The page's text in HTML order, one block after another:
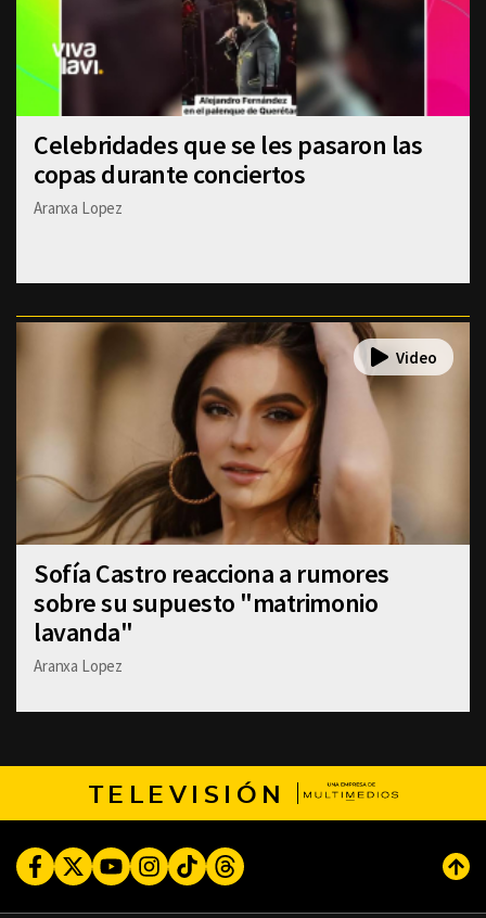
Celebridades que se les pasaron las
copas durante conciertos
Aranxa Lopez
Sofía Castro reacciona a rumores
sobre su supuesto "matrimonio
lavanda"
Aranxa Lopez
TELEVISIÓN
FacebookTwitterYoutubeInstagram
TikTokThreads